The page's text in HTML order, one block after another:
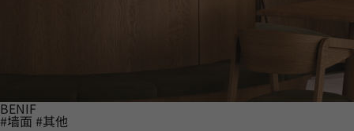
BENIF
#墙面 #其他